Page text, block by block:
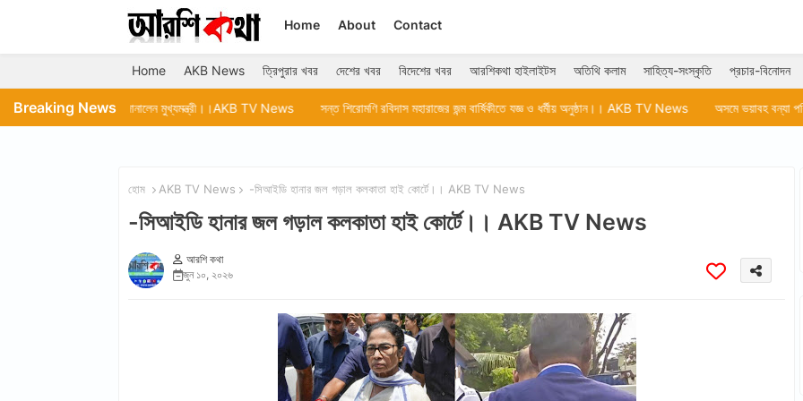
Home About Contact
Home AKB News ত্রিপুরার খবর দেশের খবর বিদেশের খবর আরশিকথা হাইলাইটস অতিথি কলাম সাহিত্য-সংস্কৃতি প্রচার-বিনোদন
Breaking News
জানালেন মুখ্যমন্ত্রী।।AKB TV News সন্ত শিরোমণি রবিদাস মহারাজের জন্ম বার্ষিকীতে যজ্ঞ ও ধর্মীয় অনুষ্ঠান।। AKB TV News অসমে ভয়াবহ বন্যা পরিস্থিতিতে ক্রমশ
হোম AKB TV News -সিআইডি হানার জল গড়াল কলকাতা হাই কোর্টে।। AKB TV News
-সিআইডি হানার জল গড়াল কলকাতা হাই কোর্টে।। AKB TV News
আরশি কথা
জুন ১০, ২০২৬